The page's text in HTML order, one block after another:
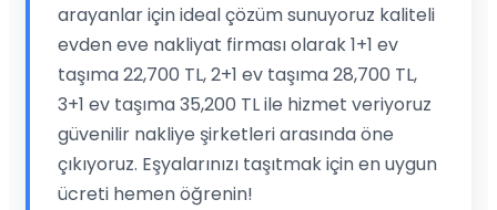
arayanlar için ideal çözüm sunuyoruz kaliteli
evden eve nakliyat firması olarak 1+1 ev
taşıma 22,700 TL, 2+1 ev taşıma 28,700 TL,
3+1 ev taşıma 35,200 TL ile hizmet veriyoruz
güvenilir nakliye şirketleri arasında öne
çıkıyoruz. Eşyalarınızı taşıtmak için en uygun
ücreti hemen öğrenin!